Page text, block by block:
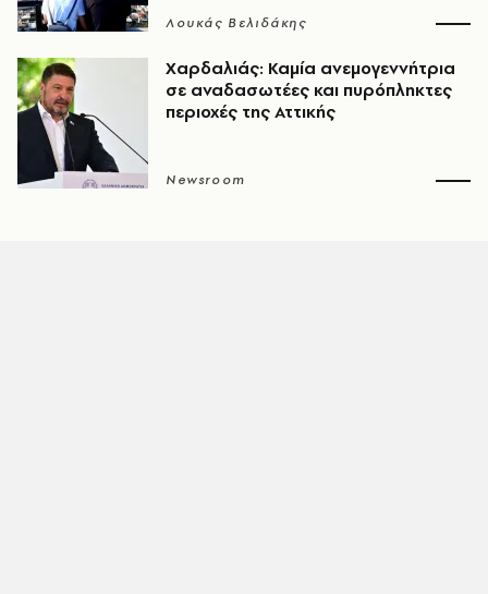
Λουκάς Βελιδάκης
Χαρδαλιάς: Καμία ανεμογεννήτρια
σε αναδασωτέες και πυρόπληκτες
περιοχές της Αττικής
Newsroom